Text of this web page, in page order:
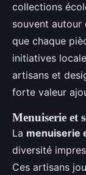
collections
souvent autour
que chaque
initiatives
artisans et
forte valeur
Menuiserie et
La menuiserie
diversité
Ces artisans